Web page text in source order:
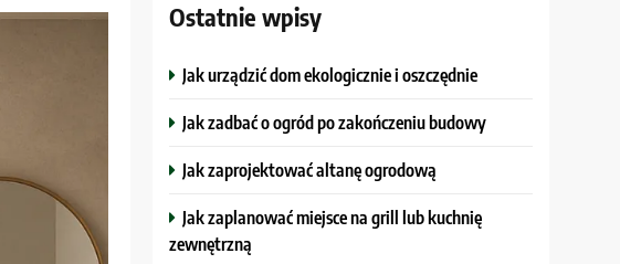
Ostatnie wpisy
Jak urządzić dom ekologicznie i oszczędnie
Jak zadbać o ogród po zakończeniu budowy
Jak zaprojektować altanę ogrodową
Jak zaplanować miejsce na grill lub kuchnię
zewnętrzną